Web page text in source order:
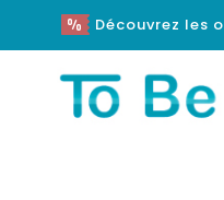
Découvrez les